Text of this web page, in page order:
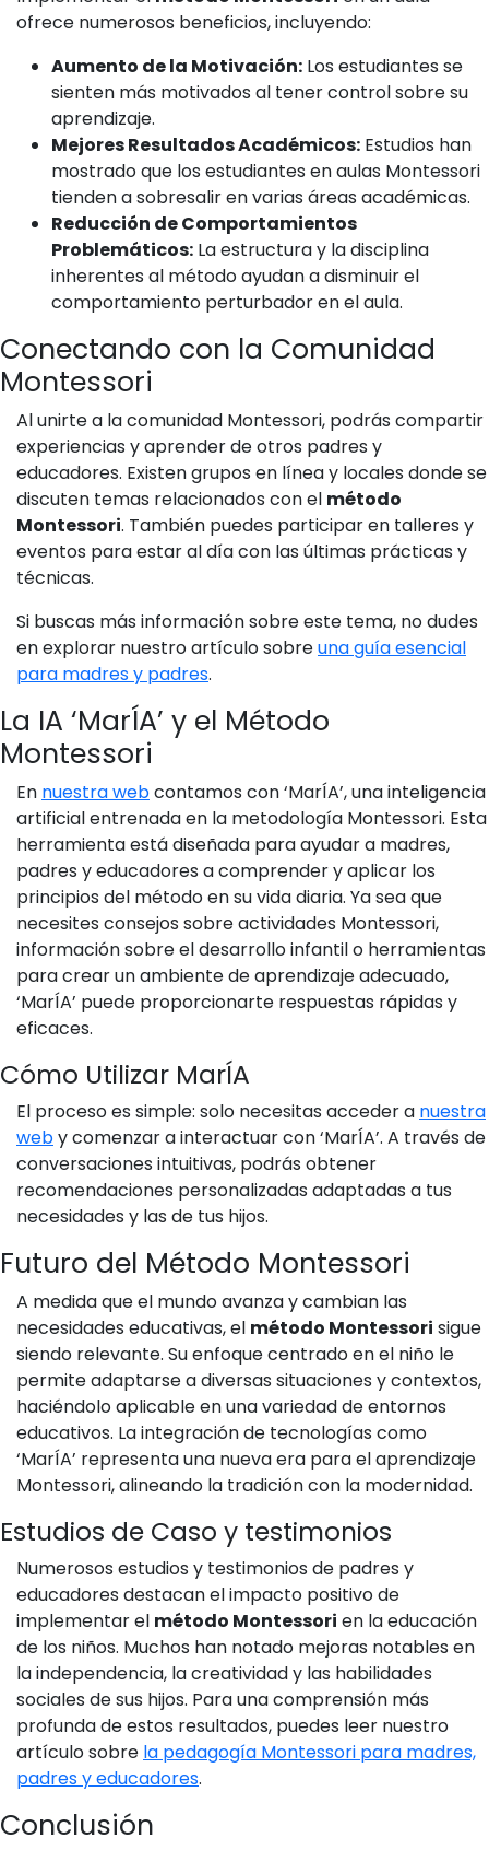
ofrece numerosos beneficios, incluyendo:
Aumento de la Motivación: Los estudiantes se
sienten más motivados al tener control sobre su
aprendizaje.
Mejores Resultados Académicos: Estudios han
mostrado que los estudiantes en aulas Montessori
tienden a sobresalir en varias áreas académicas.
Reducción de Comportamientos
Problemáticos: La estructura y la disciplina
inherentes al método ayudan a disminuir el
comportamiento perturbador en el aula.
Conectando con la Comunidad
Montessori
Al unirte a la comunidad Montessori, podrás compartir
experiencias y aprender de otros padres y
educadores. Existen grupos en línea y locales donde se
discuten temas relacionados con el método
Montessori. También puedes participar en talleres y
eventos para estar al día con las últimas prácticas y
técnicas.
Si buscas más información sobre este tema, no dudes
en explorar nuestro artículo sobreuna guía esencial
para madres y padres.
La IA ‘MarÍA’ y el Método
Montessori
En nuestra webcontamos con ‘MarÍA’, una inteligencia
artificial entrenada en la metodología Montessori. Esta
herramienta está diseñada para ayudar a madres,
padres y educadores a comprender y aplicar los
principios del método en su vida diaria. Ya sea que
necesites consejos sobre actividades Montessori,
información sobre el desarrollo infantil o herramientas
para crear un ambiente de aprendizaje adecuado,
‘MarÍA’ puede proporcionarte respuestas rápidas y
eficaces.
Cómo Utilizar MarÍA
El proceso es simple: solo necesitas acceder a nuestra
weby comenzar a interactuar con ‘MarÍA’. A través de
conversaciones intuitivas, podrás obtener
recomendaciones personalizadas adaptadas a tus
necesidades y las de tus hijos.
Futuro del Método Montessori
A medida que el mundo avanza y cambian las
necesidades educativas, el método Montessori sigue
siendo relevante. Su enfoque centrado en el niño le
permite adaptarse a diversas situaciones y contextos,
haciéndolo aplicable en una variedad de entornos
educativos. La integración de tecnologías como
‘MarÍA’ representa una nueva era para el aprendizaje
Montessori, alineando la tradición con la modernidad.
Estudios de Caso y testimonios
Numerosos estudios y testimonios de padres y
educadores destacan el impacto positivo de
implementar el método Montessori en la educación
de los niños. Muchos han notado mejoras notables en
la independencia, la creatividad y las habilidades
sociales de sus hijos. Para una comprensión más
profunda de estos resultados, puedes leer nuestro
artículo sobre la pedagogía Montessori para madres,
padres y educadores.
Conclusión